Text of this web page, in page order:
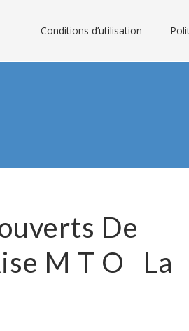
Conditions d’utilisation
De
M T O La